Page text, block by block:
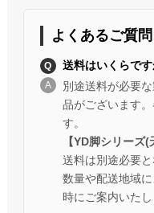
よくあるご質問
送料はいくらです
別途送料が必要
品がございます
す。
【YD脚シリーズ
送料は別途必要と
数量や配送地域
時にご案内いたし